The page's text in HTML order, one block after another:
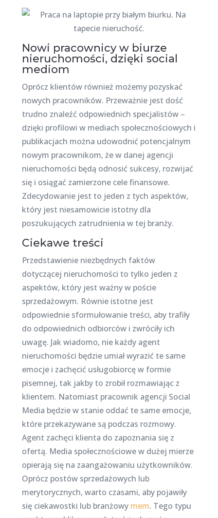
Nowi pracownicy w biurze
nieruchomości, dzięki social
mediom
Oprócz klientów również możemy pozyskać
nowych pracowników. Przeważnie jest dość
trudno znaleźć odpowiednich specjalistów –
dzięki profilowi w mediach społecznościowych i
publikacjach można udowodnić potencjalnym
nowym pracownikom, że w danej agencji
nieruchomości będą odnosić sukcesy, rozwijać
się i osiągać zamierzone cele finansowe.
Zdecydowanie jest to jeden z tych aspektów,
który jest niesamowicie istotny dla
poszukujących zatrudnienia w tej branży.
Ciekawe treści
Przedstawienie niezbędnych faktów
dotyczącej nieruchomości to tylko jeden z
aspektów, który jest ważny w poście
sprzedażowym. Równie istotne jest
odpowiednie sformułowanie treści, aby trafiły
do odpowiednich odbiorców i zwróciły ich
uwagę. Jak wiadomo, nie każdy agent
nieruchomości będzie umiał wyrazić te same
emocje i zachęcić usługobiorcę w formie
pisemnej, tak jakby to zrobił rozmawiając z
klientem. Natomiast pracownik agencji Social
Media będzie w stanie oddać te same emocje,
które przekazywane są podczas rozmowy.
Agent zachęci klienta do zapoznania się z
ofertą. Media społecznościowe w dużej mierze
opierają się na zaangażowaniu użytkowników.
Oprócz postów sprzedażowych lub
merytorycznych, warto czasami, aby pojawiły
się ciekawostki lub branżowy mem. Tego typu